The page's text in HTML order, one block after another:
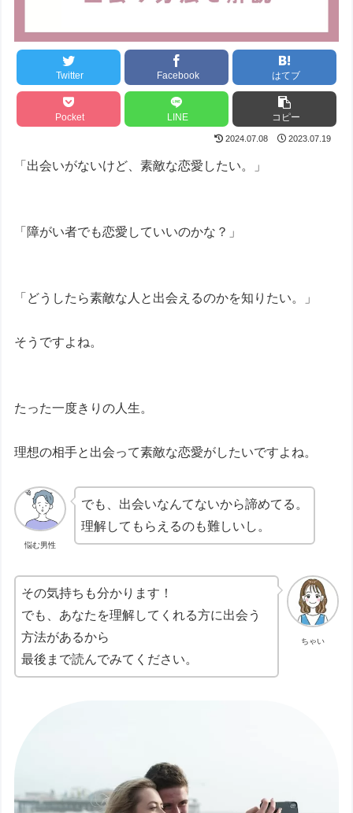
Twitter Facebook はてブ
Pocket LINE コピー
2024.07.08 2023.07.19
「出会いがないけど、素敵な恋愛したい。」
「障がい者でも恋愛していいのかな？」
「どうしたら素敵な人と出会えるのかを知りたい。」
そうですよね。
たった一度きりの人生。
理想の相手と出会って素敵な恋愛がしたいですよね。
悩む男性
でも、出会いなんてないから諦めてる。
理解してもらえるのも難しいし。
ちゃい
その気持ちも分かります！
でも、あなたを理解してくれる方に出会う
方法があるから
最後まで読んでみてください。